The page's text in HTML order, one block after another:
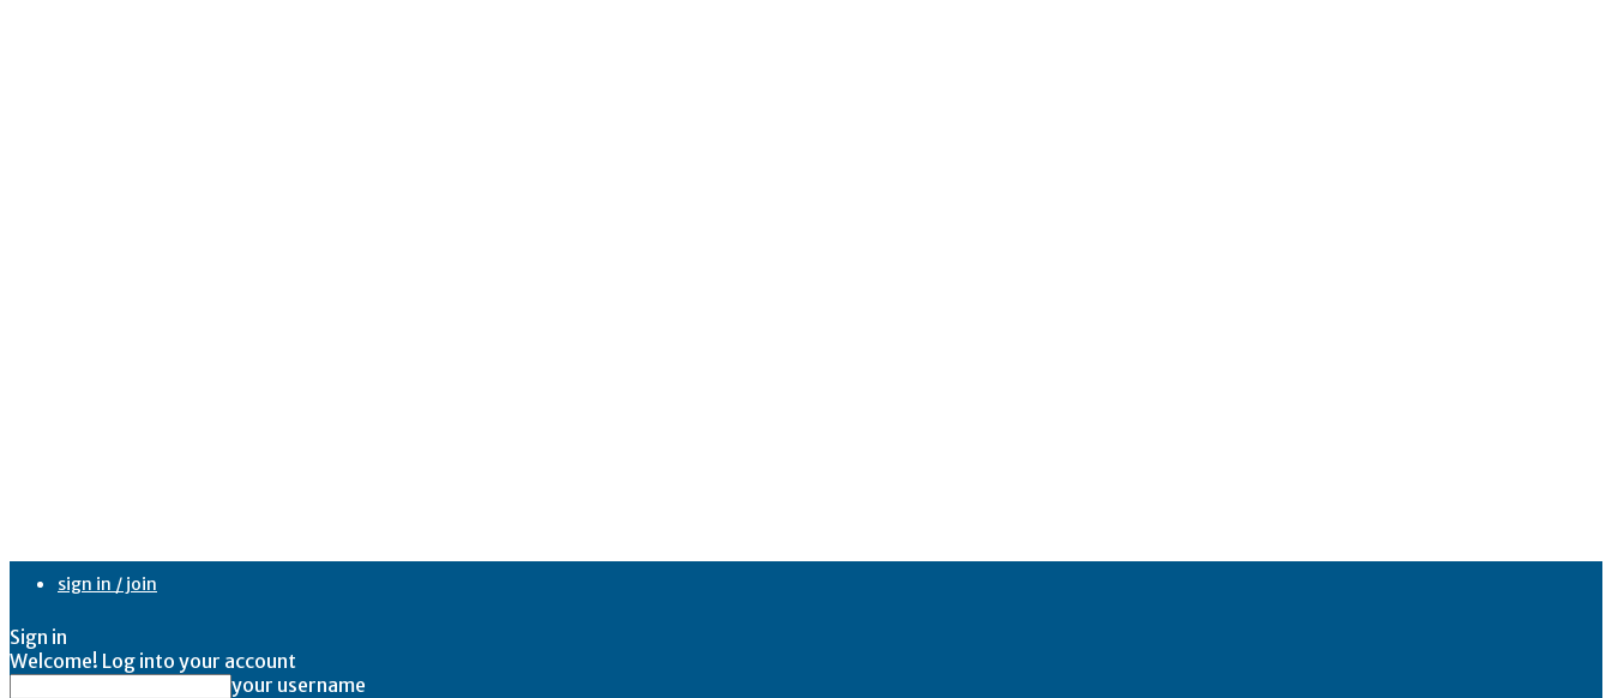
sign in / join
Sign in
Welcome! Log into your account
your username